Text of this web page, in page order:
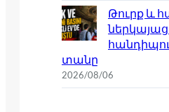
Թուրք և
տանը
2026/08/06